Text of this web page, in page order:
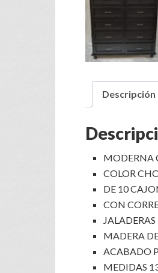
Descripción
MODERNA
COLOR
DE 10
CON
MADERA
ACABADO
MEDIDAS